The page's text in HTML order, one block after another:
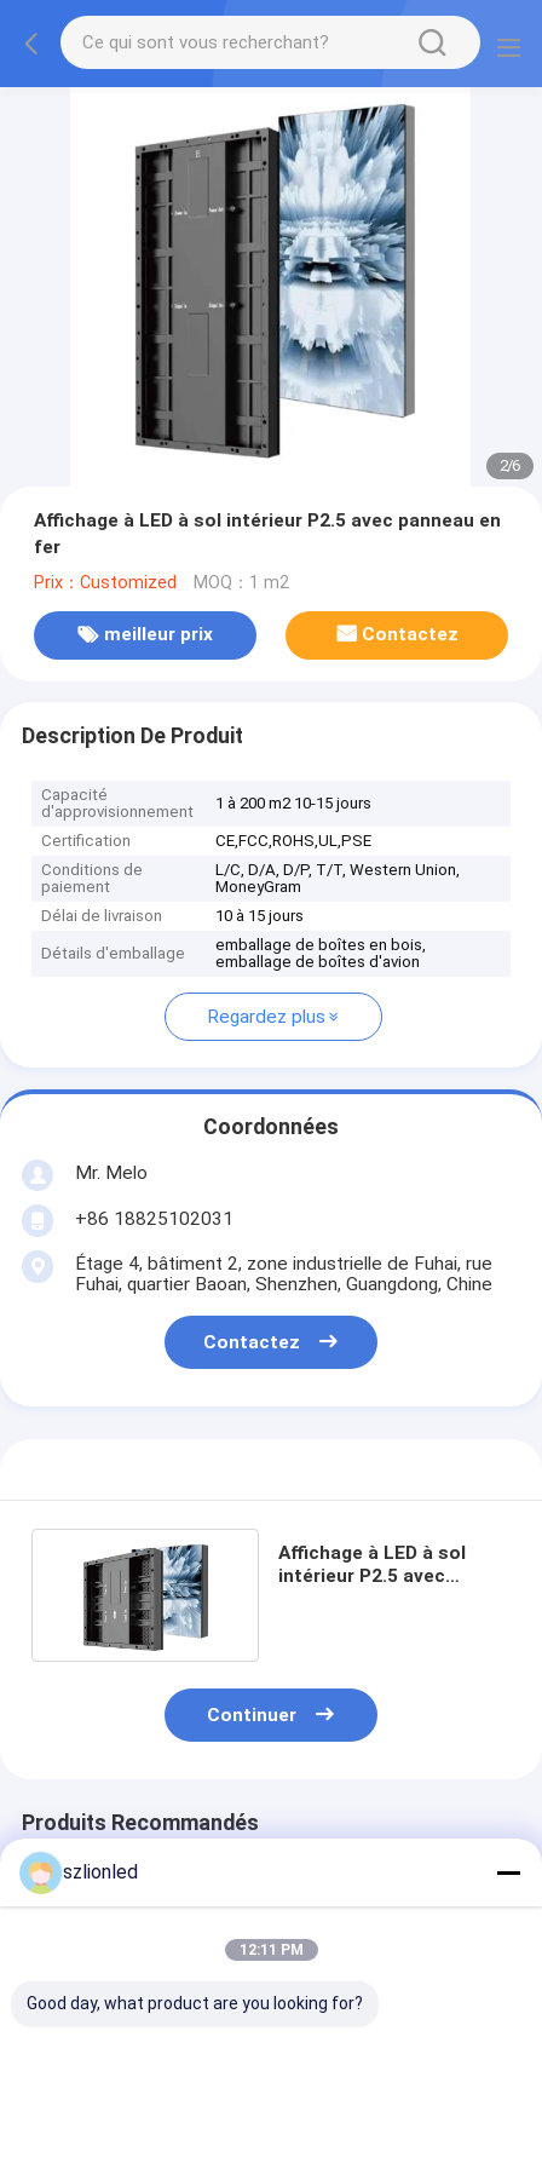
2/6
Affichage à LED à sol intérieur P2.5 avec panneau en
fer
Prix：Customized MOQ：1 m2
meilleur prix Contactez
Description De Produit
Capacité
d'approvisionnement
1 à 200 m2 10-15 jours
Certification
CE,FCC,ROHS,UL,PSE
Conditions de
paiement
L/C, D/A, D/P, T/T, Western Union,
MoneyGram
Délai de livraison
10 à 15 jours
Détails d'emballage
emballage de boîtes en bois,
emballage de boîtes d'avion
Regardez plus
Coordonnées
Mr. Melo
+86 18825102031
Étage 4, bâtiment 2, zone industrielle de Fuhai, rue
Fuhai, quartier Baoan, Shenzhen, Guangdong, Chine
Contactez
Affichage à LED à sol
intérieur P2.5 avec
Continuer
Produits Recommandés
szlionled
12:11 PM
Good day, what product are you looking for?